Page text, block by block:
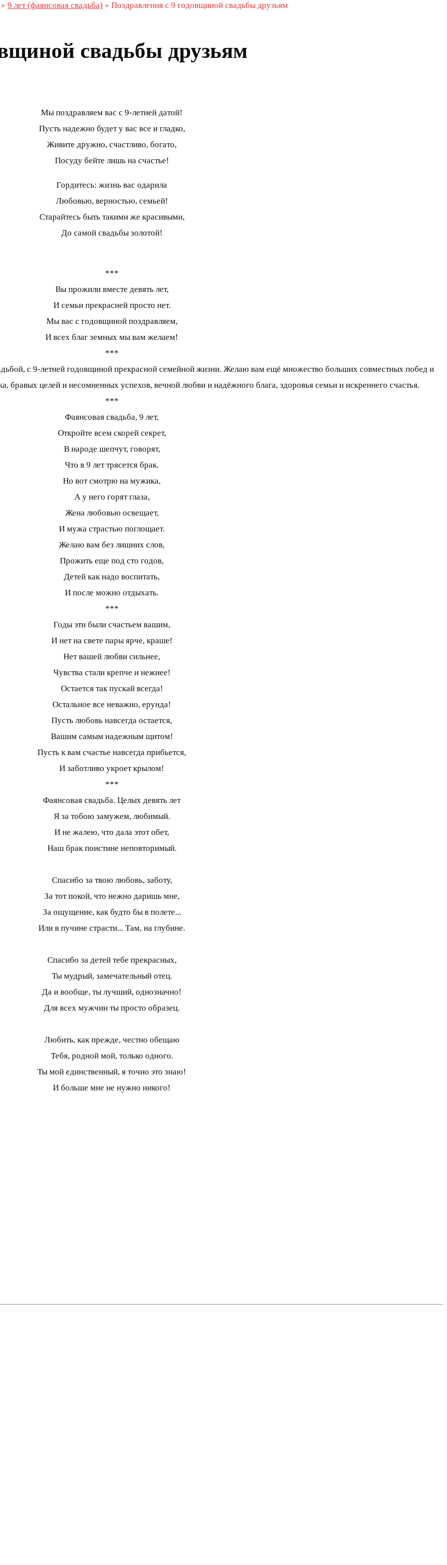
» 9 лет (фаянсовая свадьба) » Поздравления с 9 годовщиной свадьбы друзьям
свадьбы друзьям
Мы поздравляем вас с 9-летней датой!
Пусть надежно будет у вас все и гладко,
Живите дружно, счастливо, богато,
Посуду бейте лишь на счастье!
Гордитесь: жизнь вас одарила
Любовью, верностью, семьей!
Старайтесь быть такими же красивыми,
До самой свадьбы золотой!
***
Вы прожили вместе девять лет,
И семьи прекрасней просто нет.
Мы вас с годовщиной поздравляем,
И всех благ земных мы вам желаем!
***
с 9-летней годовщиной прекрасной семейной жизни. Желаю вам ещё множество больших совместных побед и
бравых целей и несомненных успехов, вечной любви и надёжного блага, здоровья семьи и искреннего счастья.
***
Фаянсовая свадьба, 9 лет,
Откройте всем скорей секрет,
В народе шепчут, говорят,
Что в 9 лет трясется брак.
Но вот смотрю на мужика,
А у него горят глаза,
Жена любовью освещает,
И мужа страстью поглощает.
Желаю вам без лишних слов,
Прожить еще под сто годов,
Детей как надо воспитать,
И после можно отдыхать.
***
Годы эти были счастьем вашим,
И нет на свете пары ярче, краше!
Нет вашей любви сильнее,
Чувства стали крепче и нежнее!
Остается так пускай всегда!
Остальное все неважно, ерунда!
Пусть любовь навсегда остается,
Вашим самым надежным щитом!
Пусть к вам счастье навсегда прибьется,
И заботливо укроет крылом!
***
Фаянсовая свадьба. Целых девять лет
Я за тобою замужем, любимый.
И не жалею, что дала этот обет,
Наш брак поистине неповторимый.
Спасибо за твою любовь, заботу,
За тот покой, что нежно даришь мне,
За ощущение, как будто бы в полете...
Или в пучине страсти... Там, на глубине.
Спасибо за детей тебе прекрасных,
Ты мудрый, замечательный отец.
Да и вообще, ты лучший, однозначно!
Для всех мужчин ты просто образец.
Любить, как прежде, честно обещаю
Тебя, родной мой, только одного.
Ты мой единственный, я точно это знаю!
И больше мне не нужно никого!